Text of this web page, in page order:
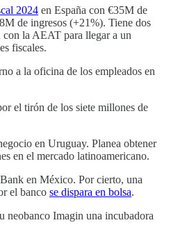
2024 en España con €35M de
de ingresos (+21%). Tiene dos
la AEAT para llegar a un
fiscales.
a la oficina de los empleados en
el tirón de los siete millones de
en Uruguay. Planea obtener
en el mercado latinoamericano.
en México. Por cierto, una
el banco se dispara en bolsa.
neobanco Imagin una incubadora